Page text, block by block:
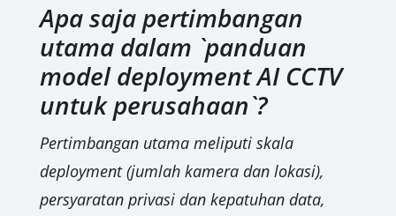
Apa saja pertimbangan
utama dalam `panduan
model deployment AI CCTV
untuk perusahaan`?
Pertimbangan utama meliputi skala
deployment (jumlah kamera dan lokasi),
persyaratan privasi dan kepatuhan data,